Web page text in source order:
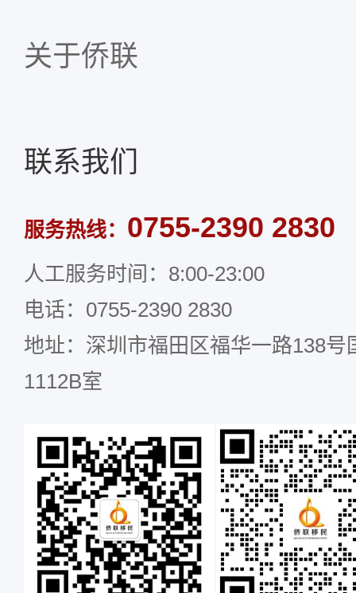
关于侨联
联系我们
服务热线： 0755-2390 2830
人工服务时间：8:00-23:00
电话：0755-2390 2830
地址：深圳市福田区福华一路138号
1112B室